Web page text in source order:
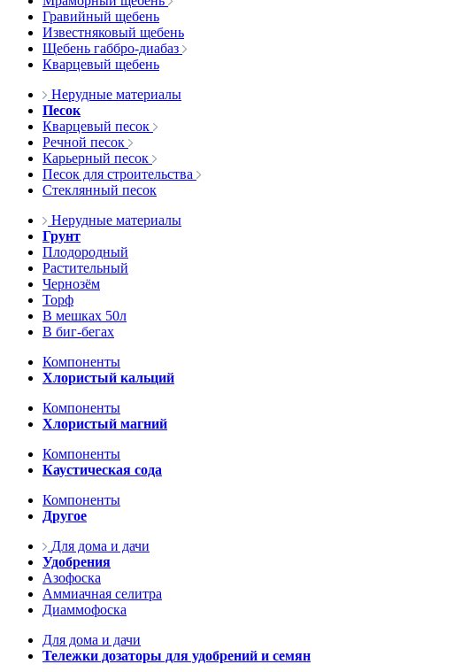
Гравийный щебень
Известняковый щебень
Щебень габбро-диабаз
Кварцевый щебень
Нерудные материалы
Песок
Кварцевый песок
Речной песок
Карьерный песок
Песок для строительства
Стеклянный песок
Нерудные материалы
Грунт
Плодородный
Растительный
Чернозём
Торф
В мешках 50л
В биг-бегах
Компоненты
Хлористый кальций
Компоненты
Хлористый магний
Компоненты
Каустическая сода
Компоненты
Другое
Для дома и дачи
Удобрения
Азофоска
Аммиачная селитра
Диаммофоска
Для дома и дачи
Тележки дозаторы для удобрений и семян